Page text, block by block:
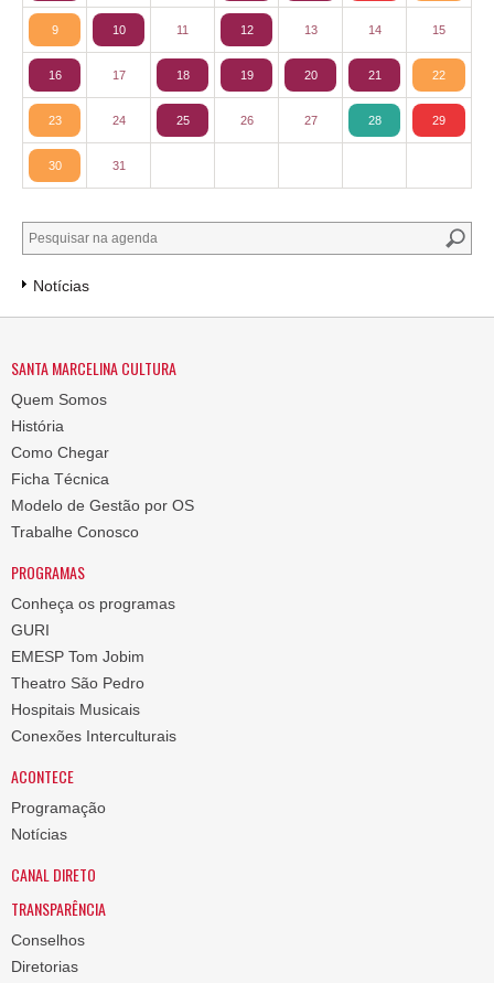
9 10 11 12 13 14 15
16 17 18 19 20 21 22
23 24 25 26 27 28 29
30 31
Notícias
SANTA MARCELINA CULTURA
Quem Somos
História
Como Chegar
Ficha Técnica
Modelo de Gestão por OS
Trabalhe Conosco
PROGRAMAS
Conheça os programas
GURI
EMESP Tom Jobim
Theatro São Pedro
Hospitais Musicais
Conexões Interculturais
ACONTECE
Programação
Notícias
CANAL DIRETO
TRANSPARÊNCIA
Conselhos
Diretorias